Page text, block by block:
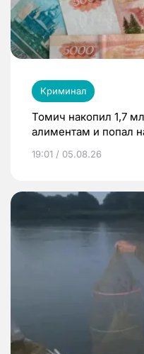
Криминал
Томич накопил 1,7
алиментам и попал
19:01 / 05.08.26